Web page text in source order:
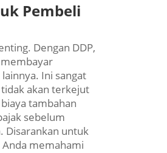
Pembeli
Dengan DDP,
Ini sangat
akan terkejut
tambahan
sebelum
Disarankan untuk
memahami